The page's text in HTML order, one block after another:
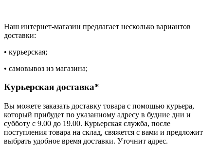
Наш интернет-магазин предлагает несколько вариантов
доставки:
• курьерская;
• самовывоз из магазина;
Курьерская доставка*
Вы можете заказать доставку товара с помощью курьера,
который прибудет по указанному адресу в будние дни и
субботу с 9.00 до 19.00. Курьерская служба, после
поступления товара на склад, свяжется с вами и предложит
выбрать удобное время доставки. Уточнит адрес.